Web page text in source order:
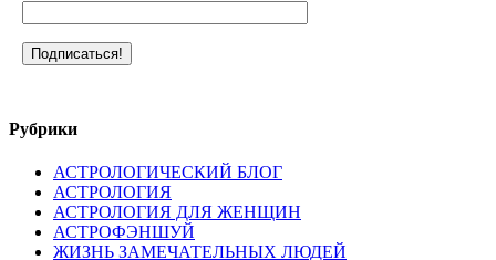
Рубрики
АСТРОЛОГИЧЕСКИЙ БЛОГ
АСТРОЛОГИЯ
АСТРОЛОГИЯ ДЛЯ ЖЕНЩИН
АСТРОФЭНШУЙ
ЖИЗНЬ ЗАМЕЧАТЕЛЬНЫХ ЛЮДЕЙ